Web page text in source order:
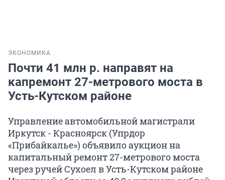
ЭКОНОМИКА
Почти 41 млн р. направят на
капремонт 27-метрового моста в
Усть-Кутском районе
Управление автомобильной магистрали
Иркутск - Красноярск (Упрдор
«Прибайкалье») объявило аукцион на
капитальный ремонт 27-метрового моста
через ручей Сухоел в Усть-Кутском районе